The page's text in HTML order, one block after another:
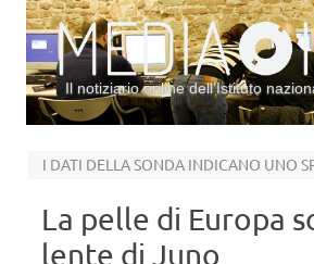
Il notiziario online dell’Istituto
La pelle di Europa
lente di Juno